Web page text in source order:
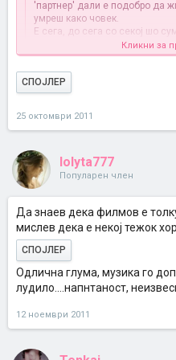
'партнер' дали е подобро да
умреш како човек.
Е сега, до сега со секој шо
мислења имаме, и очигледно
двоумење меѓу нас за
СПОЈЛЕР
Кликни за
СПОЈЛЕР
25 октомври 2011
lolyta777
Популарен член
Да знаев дека филмов е
мислев дека е некој тежок
СПОЈЛЕР
Одлична глума, музика го
лудило....напнтаност,
12 ноември 2011